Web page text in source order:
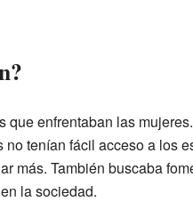
enfrentaban las
tenían fácil acceso a los
más. También buscaba
la sociedad.